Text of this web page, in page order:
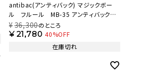
antibac(アンティバック) マジックボー
ル フルール MB-35 アンティバック定
番柄 【AB】
¥36,300のところ
¥21,780 40%OFF
在庫切れ